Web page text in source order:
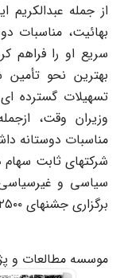
از جمله
بهائیت، مناسبات
سریع او را فراهم
بهترین نحو تأمین
تسهیلات گسترده
وزیران وقت،
مناسبات دوستانه
شرکتهای ثابت
سیاسی و
برگزاری جشنهای ۲۵۰۰ ساله، تأمین کننده اصلی هزینه‌ها بود.
موسسه مطالعات و